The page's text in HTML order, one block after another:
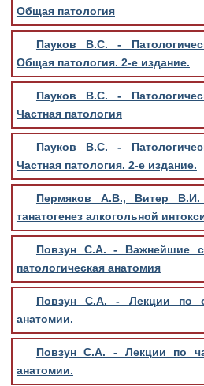
Общая патология
Пауков В.С. -
Общая патология. 2-е издание.
Пауков В.С. -
Частная патология
Пауков В.С. -
Частная патология. 2-е издание.
Пермяков А.В., Витер
танатогенез алкогольной
Повзун С.А. - Важнейшие
патологическая анатомия
Повзун С.А. - Лекции по
анатомии.
Повзун С.А. - Лекции по
анатомии.